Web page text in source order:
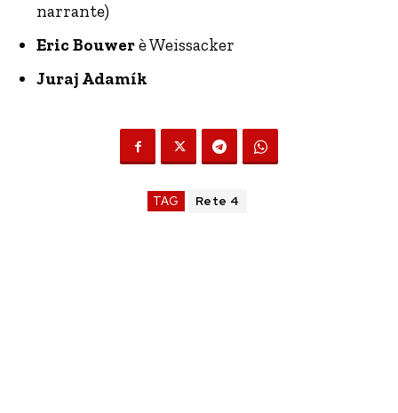
narrante)
Eric Bouwerè Weissacker
Juraj Adamík
TAG Rete 4